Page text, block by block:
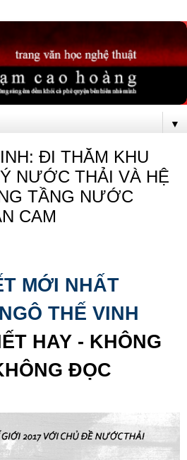
▼
ĐI THĂM KHU
NƯỚC THẢI VÀ HỆ
TẦNG NƯỚC
CAM
MỚI NHẤT
THẾ VINH
HAY - KHÔNG
ĐỌC